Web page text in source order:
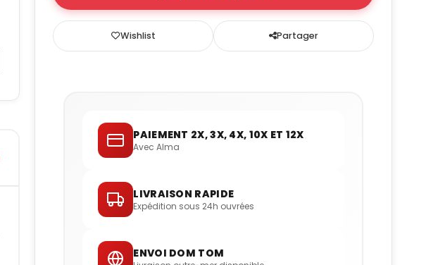
Wishlist Partager
PAIEMENT 2X, 3X, 4X, 10X ET 12X
Avec Alma
LIVRAISON RAPIDE
Expédition sous 24h ouvrées
ENVOI DOM TOM